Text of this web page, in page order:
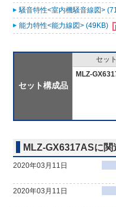
騒音特性<室内機騒音線図>
能力特性<能力線図> (49KB)
セット構成品
セッ
MLZ-
MLZ-GX6317ASに関
2020年03月11日
2020年03月11日